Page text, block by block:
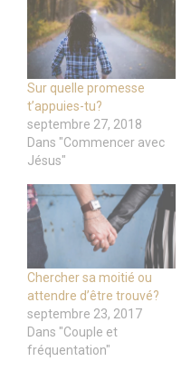
Sur quelle promesse
t’appuies-tu?
septembre 27, 2018
Dans "Commencer avec
Jésus"
Chercher sa moitié ou
attendre d’être trouvé?
septembre 23, 2017
Dans "Couple et
fréquentation"